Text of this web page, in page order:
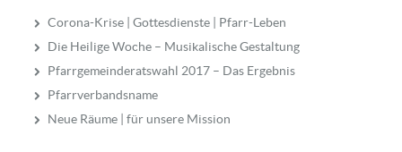
Corona-Krise | Gottesdienste | Pfarr-Leben
Die Heilige Woche – Musikalische Gestaltung
Pfarrgemeinderatswahl 2017 – Das Ergebnis
Pfarrverbandsname
Neue Räume | für unsere Mission